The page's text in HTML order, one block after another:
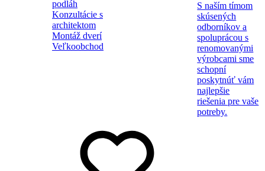
podláh
Konzultácie s
architektom
Montáž dverí
Veľkoobchod
S naším tímom
skúsených
odborníkov a
spoluprácou s
renomovanými
výrobcami sme
schopní
poskytnúť vám
najlepšie
riešenia pre vaše
potreby.